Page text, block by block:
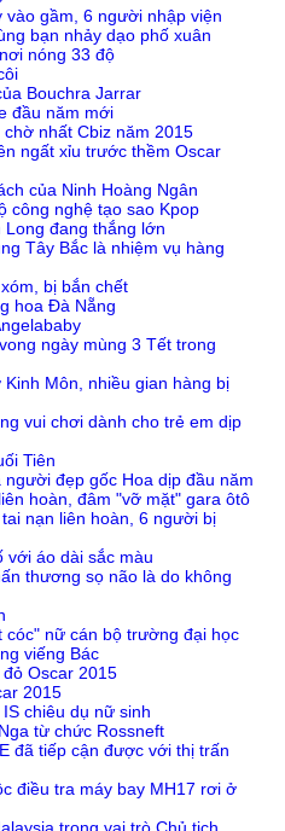
vào gầm, 6 người nhập viện
bạn nhảy dạo phố xuân
nóng 33 độ
Bouchra Jarrar
đầu năm mới
nhất Cbiz năm 2015
ngất xỉu trước thềm Oscar
của Ninh Hoàng Ngân
công nghệ tạo sao Kpop
Long đang thắng lớn
Tây Bắc là nhiệm vụ hàng
bị bắn chết
hoa Đà Nẵng
ngày mùng 3 Tết trong
Môn, nhiều gian hàng bị
vui chơi dành cho trẻ em dịp
Tiên
đẹp gốc Hoa dịp đầu năm
hoàn, đâm "vỡ mặt" gara ôtô
nạn liên hoàn, 6 người bị
với áo dài sắc màu
thương sọ não là do không
cóc" nữ cán bộ trường đại học
viếng Bác
Oscar 2015
2015
chiêu dụ nữ sinh
từ chức Rossneft
đã tiếp cận được với thị trấn
điều tra máy bay MH17 rơi ở